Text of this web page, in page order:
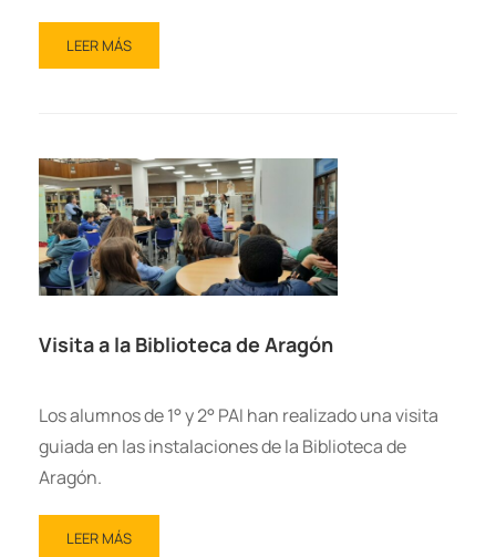
LEER MÁS
Visita a la Biblioteca de Aragón
Los alumnos de 1° y 2° PAI han realizado una visita
guiada en las instalaciones de la Biblioteca de
Aragón.
LEER MÁS